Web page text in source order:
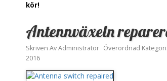
kör!
Antennväxeln
Skriven AvAdministrator Överordnad Kategori:
2016